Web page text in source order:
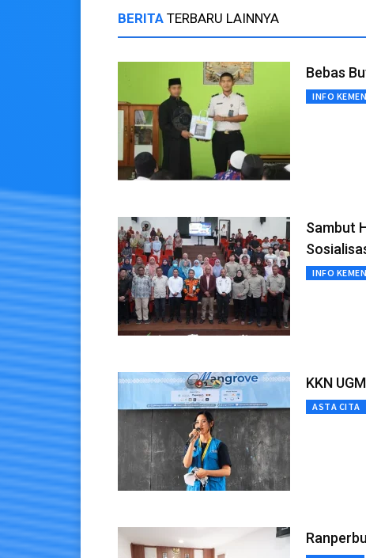
BERITA TERBARU LAINNYA
Bebas
INFO
Sambut
INFO
KKN
ASTA CITA